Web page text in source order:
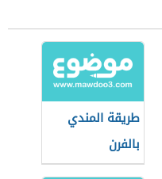
طريقة المندي
بالفرن